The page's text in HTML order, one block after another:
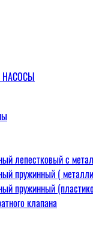
переходной
равный
лепестковый с
пружинный (
пружинный
клапана